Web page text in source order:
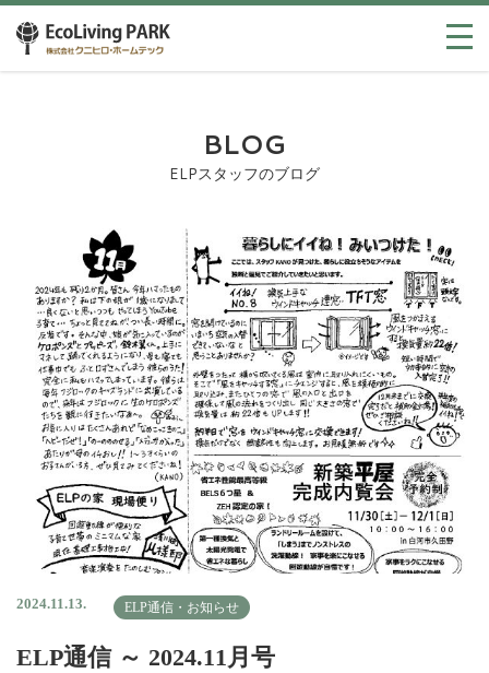
BLOG
ELPスタッフのブログ
2024.11.13. ELP通信・お知らせ
ELP通信 ～ 2024.11月号